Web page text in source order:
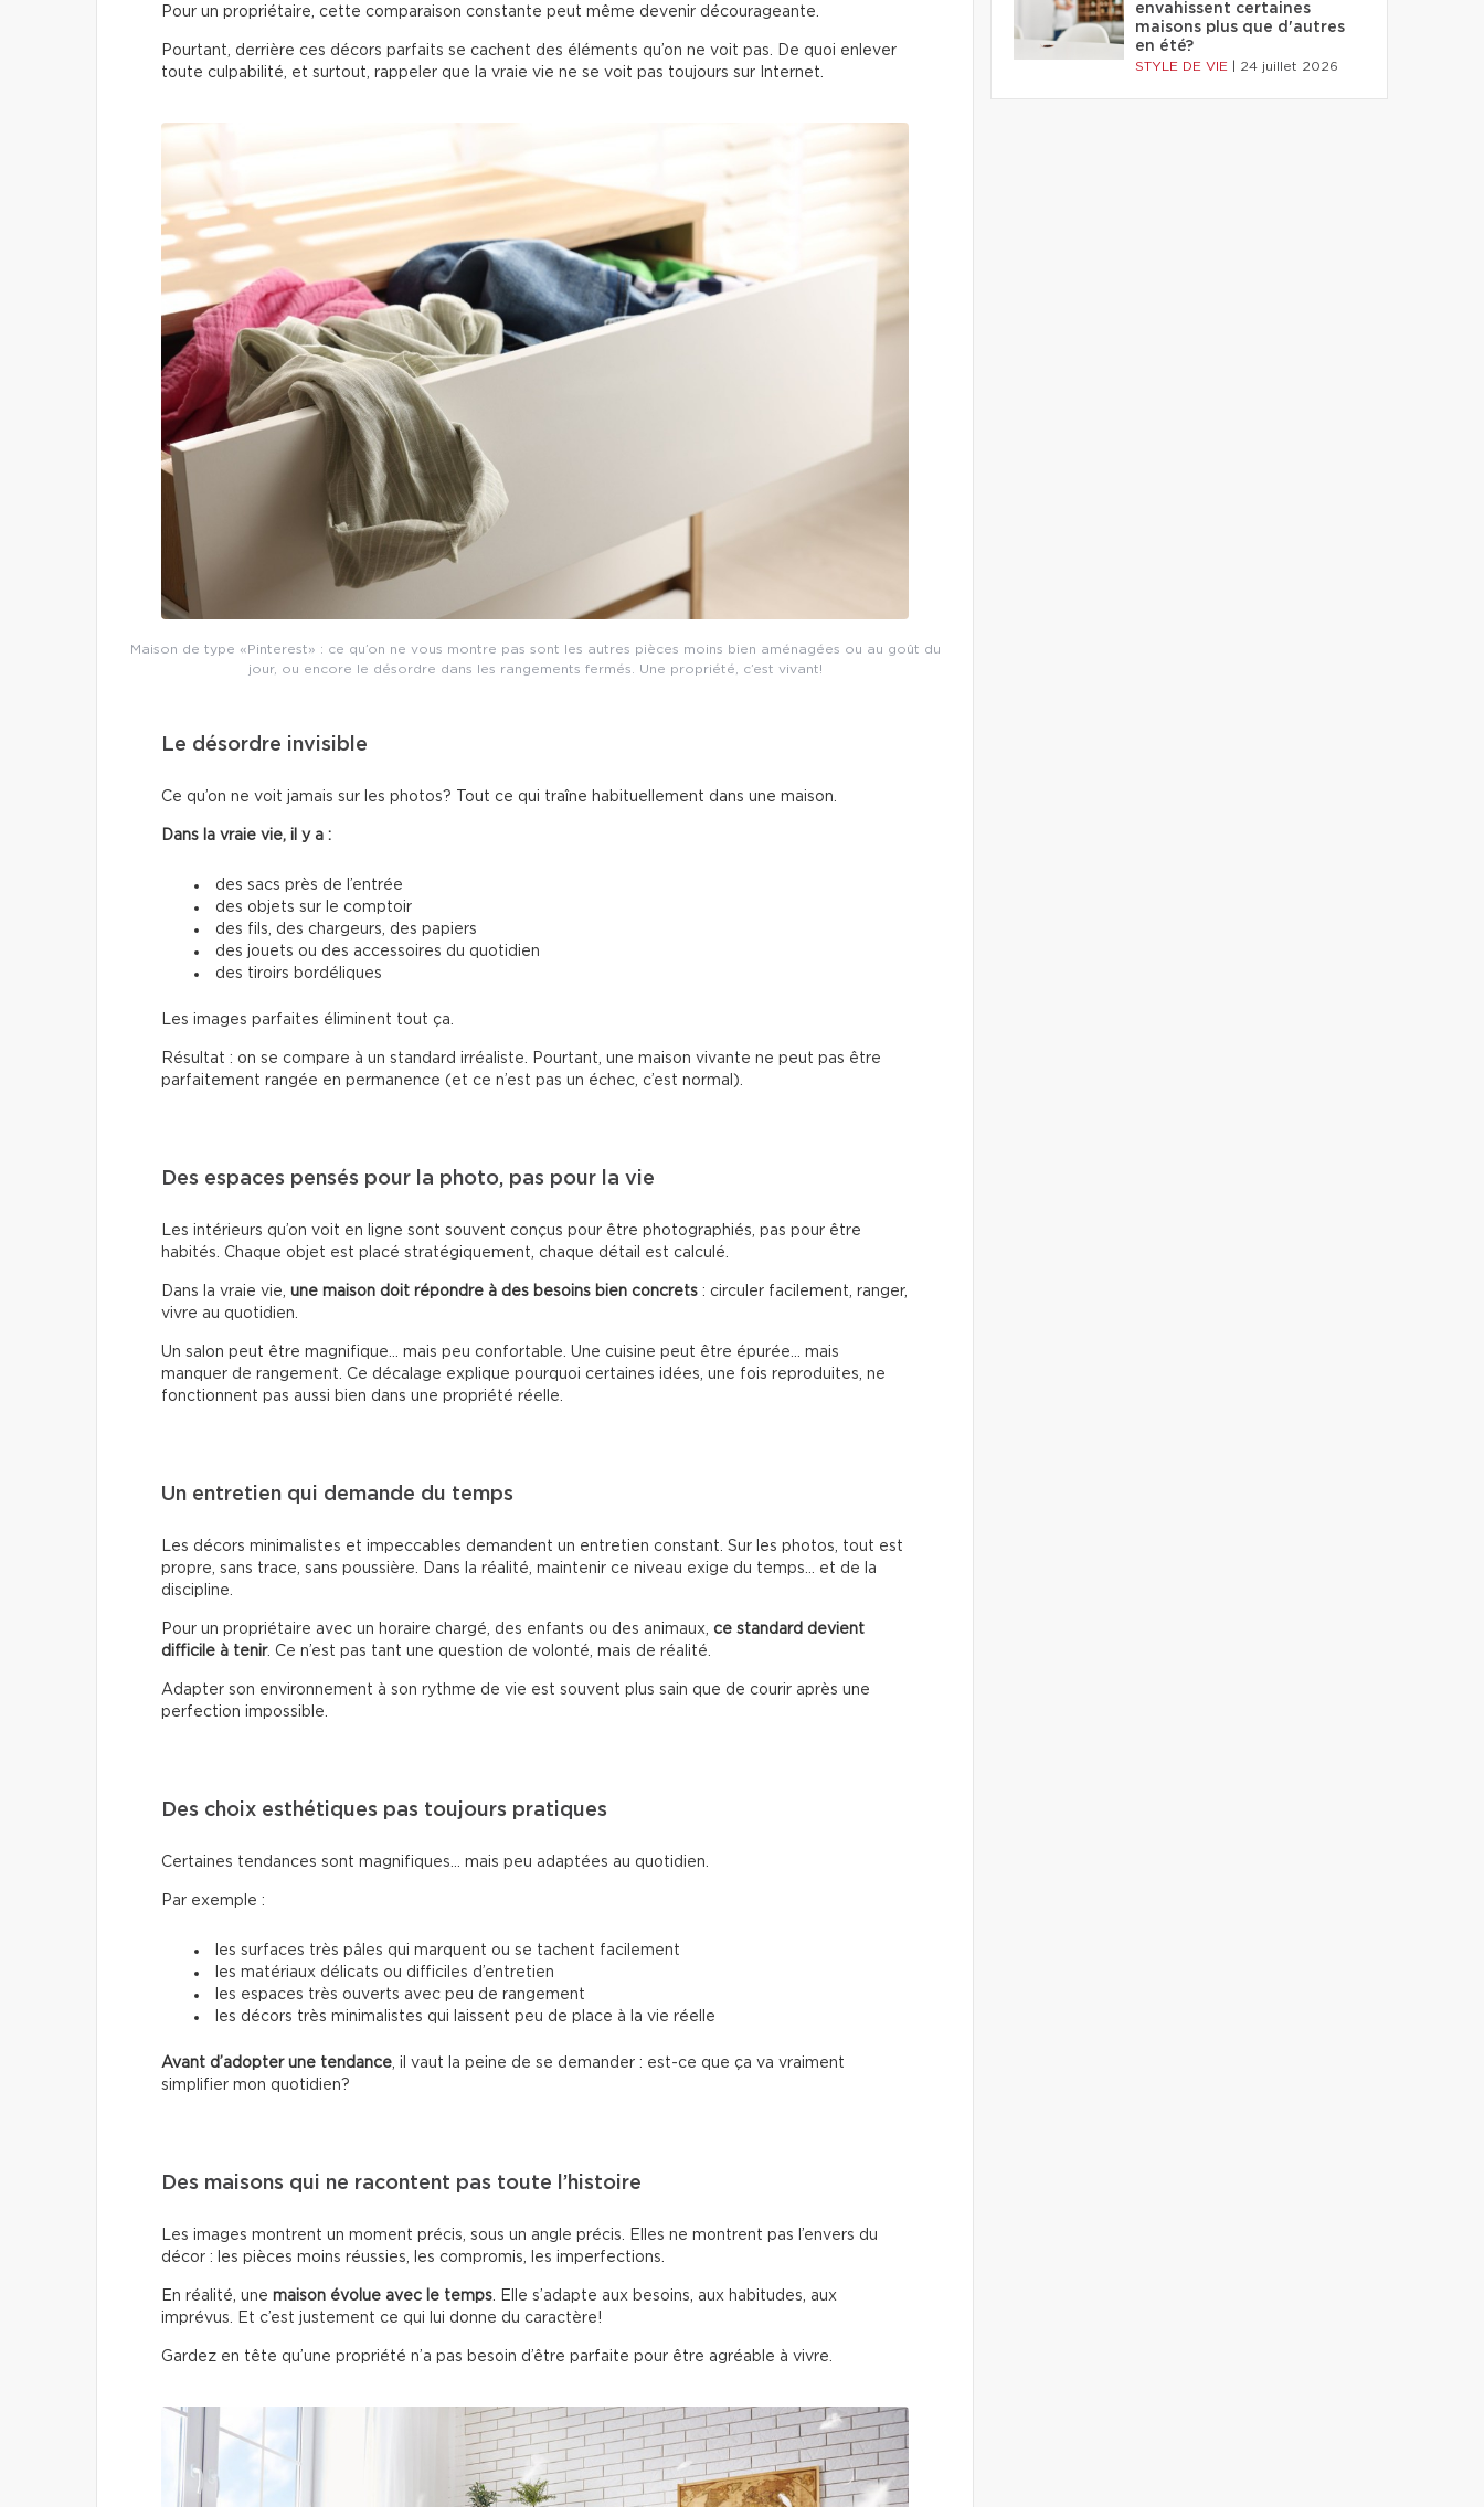
Pour un propriétaire, cette comparaison constante peut même devenir décourageante.
Pourtant, derrière ces décors parfaits se cachent des éléments qu’on ne voit pas. De quoi enlever
toute culpabilité, et surtout, rappeler que la vraie vie ne se voit pas toujours sur Internet.
Maison de type «Pinterest» : ce qu’on ne vous montre pas sont les autres pièces moins bien aménagées ou au goût du
jour, ou encore le désordre dans les rangements fermés. Une propriété, c’est vivant!
Le désordre invisible
Ce qu’on ne voit jamais sur les photos? Tout ce qui traîne habituellement dans une maison.
Dans la vraie vie, il y a :
des sacs près de l’entrée
des objets sur le comptoir
des fils, des chargeurs, des papiers
des jouets ou des accessoires du quotidien
des tiroirs bordéliques
Les images parfaites éliminent tout ça.
Résultat : on se compare à un standard irréaliste. Pourtant, une maison vivante ne peut pas être
parfaitement rangée en permanence (et ce n’est pas un échec, c’est normal).
Des espaces pensés pour la photo, pas pour la vie
Les intérieurs qu’on voit en ligne sont souvent conçus pour être photographiés, pas pour être
habités. Chaque objet est placé stratégiquement, chaque détail est calculé.
Dans la vraie vie, une maison doit répondre à des besoins bien concrets : circuler facilement, ranger,
vivre au quotidien.
Un salon peut être magnifique… mais peu confortable. Une cuisine peut être épurée… mais
manquer de rangement. Ce décalage explique pourquoi certaines idées, une fois reproduites, ne
fonctionnent pas aussi bien dans une propriété réelle.
Un entretien qui demande du temps
Les décors minimalistes et impeccables demandent un entretien constant. Sur les photos, tout est
propre, sans trace, sans poussière. Dans la réalité, maintenir ce niveau exige du temps… et de la
discipline.
Pour un propriétaire avec un horaire chargé, des enfants ou des animaux, ce standard devient
difficile à tenir. Ce n’est pas tant une question de volonté, mais de réalité.
Adapter son environnement à son rythme de vie est souvent plus sain que de courir après une
perfection impossible.
Des choix esthétiques pas toujours pratiques
Certaines tendances sont magnifiques… mais peu adaptées au quotidien.
Par exemple :
les surfaces très pâles qui marquent ou se tachent facilement
les matériaux délicats ou difficiles d’entretien
les espaces très ouverts avec peu de rangement
les décors très minimalistes qui laissent peu de place à la vie réelle
Avant d’adopter une tendance, il vaut la peine de se demander : est-ce que ça va vraiment
simplifier mon quotidien?
Des maisons qui ne racontent pas toute l’histoire
Les images montrent un moment précis, sous un angle précis. Elles ne montrent pas l’envers du
décor : les pièces moins réussies, les compromis, les imperfections.
En réalité, une maison évolue avec le temps. Elle s’adapte aux besoins, aux habitudes, aux
imprévus. Et c’est justement ce qui lui donne du caractère!
Gardez en tête qu’une propriété n’a pas besoin d’être parfaite pour être agréable à vivre.
envahissent certaines
maisons plus que d'autres
en été?
STYLE DE VIE 24 juillet 2026